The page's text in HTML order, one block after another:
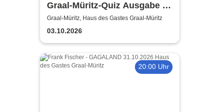
Graal-Müritz-Quiz Ausgabe #
8 | Moderation: Dominik
Bartels
Graal-Müritz, Haus des Gastes Graal-Müritz
03.10.2026
20:00 Uhr